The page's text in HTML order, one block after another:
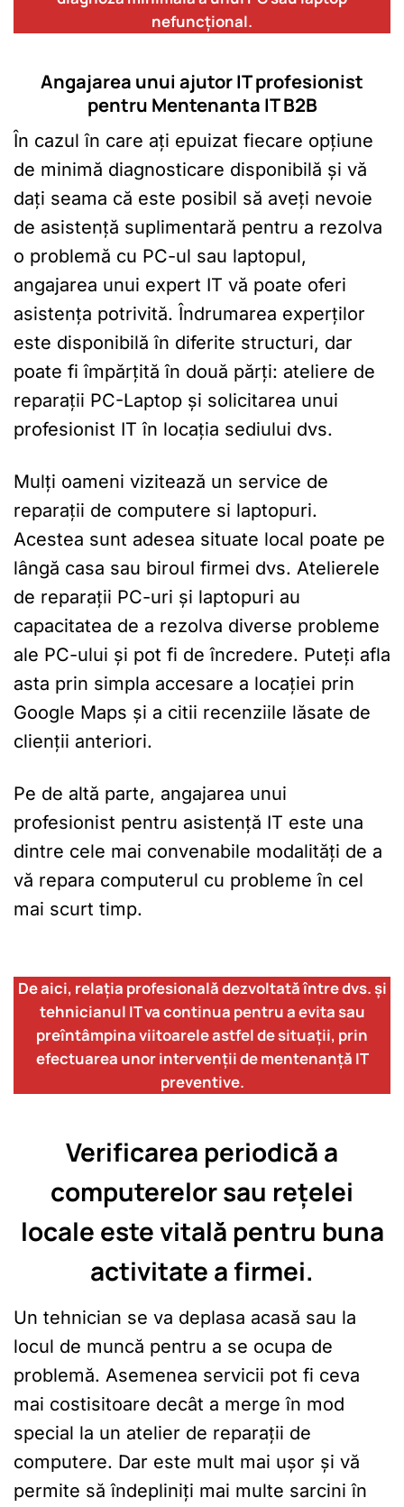
nefuncțional.
Angajarea unui ajutor IT profesionist
pentru Mentenanta IT B2B
În cazul în care ați epuizat fiecare opțiune
de minimă diagnosticare disponibilă și vă
dați seama că este posibil să aveți nevoie
de asistență suplimentară pentru a rezolva
o problemă cu PC-ul sau laptopul,
angajarea unui expert IT vă poate oferi
asistența potrivită. Îndrumarea experților
este disponibilă în diferite structuri, dar
poate fi împărțită în două părți: ateliere de
reparații PC-Laptop și solicitarea unui
profesionist IT în locația sediului dvs.
Mulți oameni vizitează un service de
reparații de computere si laptopuri.
Acestea sunt adesea situate local poate pe
lângă casa sau biroul firmei dvs. Atelierele
de reparații PC-uri și laptopuri au
capacitatea de a rezolva diverse probleme
ale PC-ului și pot fi de încredere. Puteți afla
asta prin simpla accesare a locației prin
Google Maps și a citii recenziile lăsate de
clienții anteriori.
Pe de altă parte, angajarea unui
profesionist pentru asistență IT este una
dintre cele mai convenabile modalități de a
vă repara computerul cu probleme în cel
mai scurt timp.
De aici, relația profesională dezvoltată între dvs. și
tehnicianul IT va continua pentru a evita sau
preîntâmpina viitoarele astfel de situații, prin
efectuarea unor intervenții de mentenanță IT
preventive.
Verificarea periodică a
computerelor sau rețelei
locale este vitală pentru buna
activitate a firmei.
Un tehnician se va deplasa acasă sau la
locul de muncă pentru a se ocupa de
problemă. Asemenea servicii pot fi ceva
mai costisitoare decât a merge în mod
special la un atelier de reparații de
computere. Dar este mult mai ușor și vă
permite să îndepliniți mai multe sarcini în